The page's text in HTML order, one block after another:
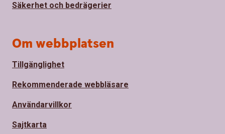
Säkerhet och bedrägerier
Om webbplatsen
Tillgänglighet
Rekommenderade webbläsare
Användarvillkor
Sajtkarta